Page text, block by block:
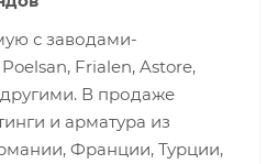
с заводами-
Frialen, Astore,
В продаже
и арматура из
Франции, Турции,